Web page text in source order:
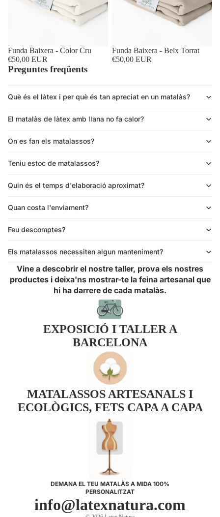
Funda Baixera - Color Cru
€50,00 EUR
Funda Baixera - Beix Torrat
€50,00 EUR
Preguntes freqüents
Què és el làtex i per què és tan apreciat en un matalàs?
El matalàs de làtex amb llana no fa calor?
On es fan els matalassos?
Teniu estoc de matalassos?
Quin és el temps d'elaboració aproximat?
Quan costa l'enviament?
Feu descomptes?
Els matalassos necessiten algun manteniment?
Vine a descobrir el nostre taller, prova els nostres
productes i deixa'ns mostrar-te la feina artesanal que
hi ha darrere de cada matalàs.
EXPOSICIÓ I TALLER A
BARCELONA
MATALASSOS ARTESANALS I
ECOLÒGICS, FETS CAPA A CAPA
DEMANA EL TEU MATALÀS A MIDA 100%
PERSONALITZAT
info@latexnatura.com
Avís legal